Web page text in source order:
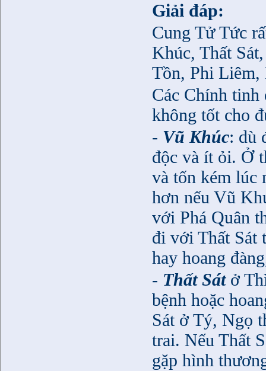
Giải đáp:
Cung Tử Tức
Khúc, Thất
Tồn, Phi
Các Chính tinh
không tốt cho
- Vũ Khúc: dù
độc và ít ỏi. Ở
và tốn kém lúc
hơn nếu Vũ
với Phá Quân
đi với Thất Sát
hay hoang
- Thất Sátở
bệnh hoặc
Sát ở Tý, Ngọ
trai. Nếu Thất
gặp hình